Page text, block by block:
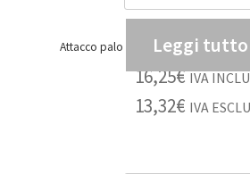
16,25€ IVA
13,32€ IVA
Leggi tutto